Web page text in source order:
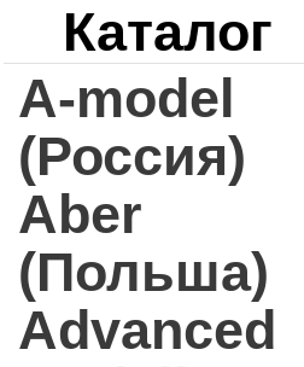
Каталог
A-model
(Россия)
Aber
(Польша)
Advanced